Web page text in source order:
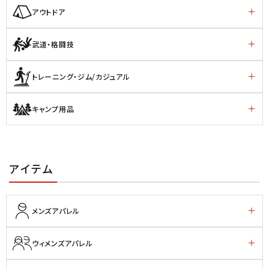
アウトドア
武道・格闘技
トレーニング・ジム/カジュアル
キャンプ用品
アイテム
メンズアパレル
ウィメンズアパレル